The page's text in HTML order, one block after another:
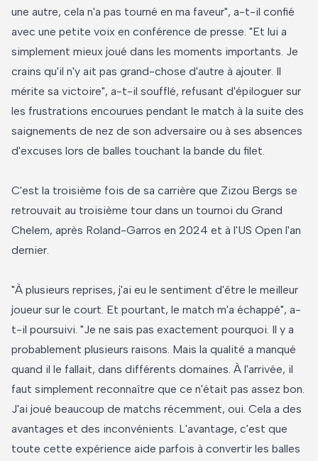
une autre, cela n'a pas tourné en ma faveur", a-t-il confié
avec une petite voix en conférence de presse. "Et lui a
simplement mieux joué dans les moments importants. Je
crains qu'il n'y ait pas grand-chose d'autre à ajouter. Il
mérite sa victoire", a-t-il soufflé, refusant d'épiloguer sur
les frustrations encourues pendant le match à la suite des
saignements de nez de son adversaire ou à ses absences
d'excuses lors de balles touchant la bande du filet.
C'est la troisième fois de sa carrière que Zizou Bergs se
retrouvait au troisième tour dans un tournoi du Grand
Chelem, après Roland-Garros en 2024 et à l'US Open l'an
dernier.
"À plusieurs reprises, j'ai eu le sentiment d'être le meilleur
joueur sur le court. Et pourtant, le match m'a échappé", a-
t-il poursuivi. "Je ne sais pas exactement pourquoi. Il y a
probablement plusieurs raisons. Mais la qualité a manqué
quand il le fallait, dans différents domaines. À l'arrivée, il
faut simplement reconnaître que ce n'était pas assez bon.
J'ai joué beaucoup de matchs récemment, oui. Cela a des
avantages et des inconvénients. L'avantage, c'est que
toute cette expérience aide parfois à convertir les balles